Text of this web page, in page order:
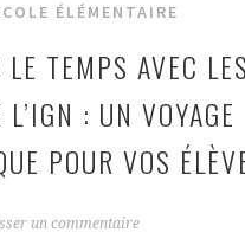
ÉLÉMENTAIRE
LE TEMPS AVEC LES
: UN VOYAGE
POUR VOS
un commentaire